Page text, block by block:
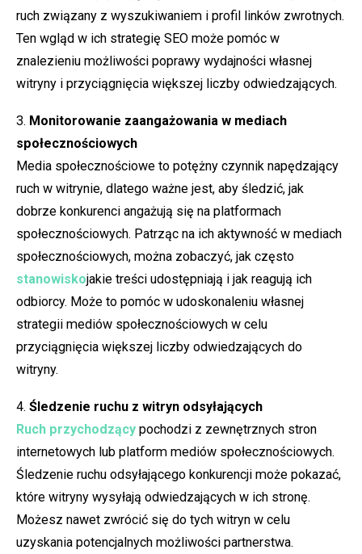
ruch związany z wyszukiwaniem i profil linków zwrotnych.
Ten wgląd w ich strategię SEO może pomóc w
znalezieniu możliwości poprawy wydajności własnej
witryny i przyciągnięcia większej liczby odwiedzających.
3. Monitorowanie zaangażowania w mediach
społecznościowych
Media społecznościowe to potężny czynnik napędzający
ruch w witrynie, dlatego ważne jest, aby śledzić, jak
dobrze konkurenci angażują się na platformach
społecznościowych. Patrząc na ich aktywność w mediach
społecznościowych, można zobaczyć, jak często
stanowiskojakie treści udostępniają i jak reagują ich
odbiorcy. Może to pomóc w udoskonaleniu własnej
strategii mediów społecznościowych w celu
przyciągnięcia większej liczby odwiedzających do
witryny.
4. Śledzenie ruchu z witryn odsyłających
Ruch przychodzący pochodzi z zewnętrznych stron
internetowych lub platform mediów społecznościowych.
Śledzenie ruchu odsyłającego konkurencji może pokazać,
które witryny wysyłają odwiedzających w ich stronę.
Możesz nawet zwrócić się do tych witryn w celu
uzyskania potencjalnych możliwości partnerstwa.